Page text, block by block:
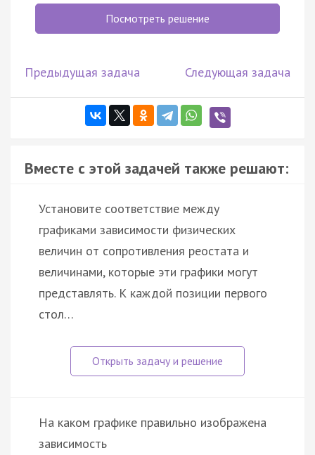
Посмотреть решение
Предыдущая задача Следующая задача
Вместе с этой задачей также решают:
Установите соответствие между
графиками зависимости физических
величин от сопротивления реостата и
величинами, которые эти графики могут
представлять. К каждой позиции первого
стол…
На каком графике правильно изображена
зависимость